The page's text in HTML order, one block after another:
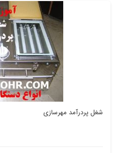
شغل پردرآمد مهرسازی